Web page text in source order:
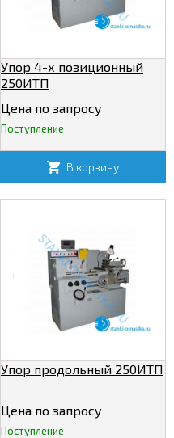
Упор 4-х позиционный
250ИТП
Цена по запросу
Поступление
В корзину
Упор продольный 250ИТП
Цена по запросу
Поступление